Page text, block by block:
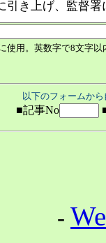
使用。英数字で8文字以
以下のフォームか
■記事No
-